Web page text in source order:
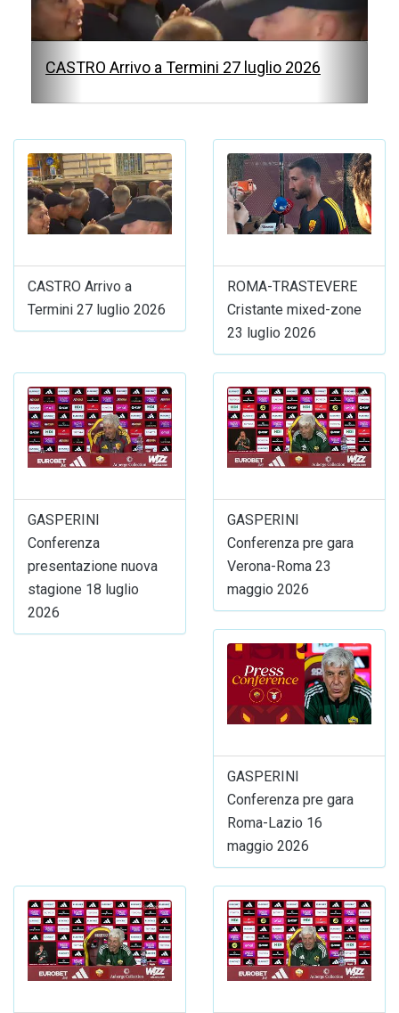
CASTRO Arrivo a Termini 27 luglio 2026
CASTRO Arrivo a
Termini 27 luglio 2026
ROMA-TRASTEVERE
Cristante mixed-zone
23 luglio 2026
GASPERINI
Conferenza
presentazione nuova
stagione 18 luglio
2026
GASPERINI
Conferenza pre gara
Verona-Roma 23
maggio 2026
GASPERINI
Conferenza pre gara
Roma-Lazio 16
maggio 2026